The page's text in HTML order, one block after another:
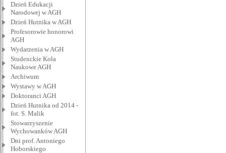
Dzień Edukacji
Narodowej w AGH
Dzień Hutnika w AGH
Profesorowie honorowi
AGH
Wydarzenia w AGH
Studenckie Koła
Naukowe AGH
Archiwum
Wystawy w AGH
Doktoranci AGH
Dzień Hutnika od 2014 -
fot. S. Malik
Stowarzyszenie
Wychowanków AGH
Dni prof. Antoniego
Hoborskiego